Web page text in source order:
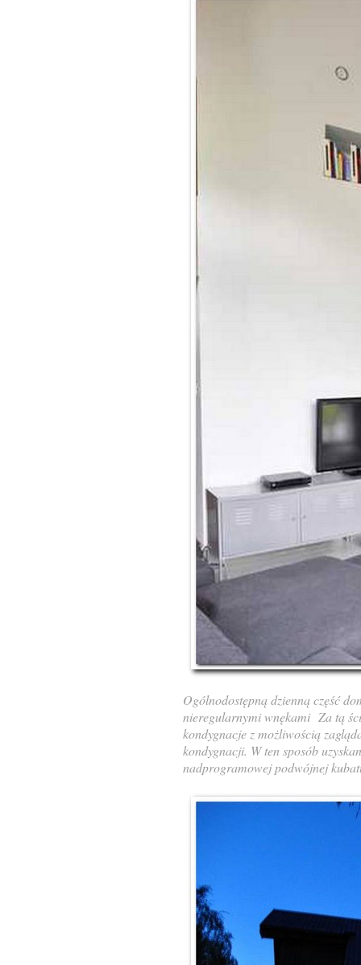
Ogólnodostępną dzienną część
nieregularnymi wnękami Za tą
kondygnacje z możliwością
kondygnacji. W ten sposób
nadprogramowej podwójnej